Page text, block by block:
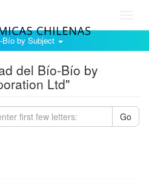
Bío by Subject
del Bío-Bío by
Ltd"
Go